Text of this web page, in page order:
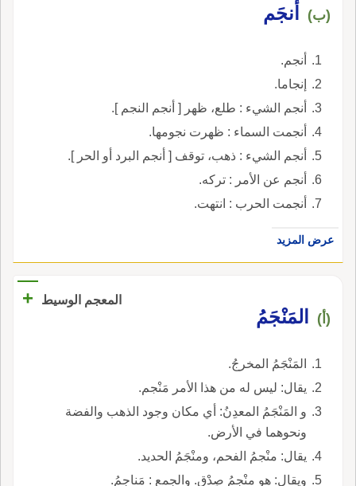
(ب) أَنجَم
أنجم.
إنجاما.
أنجم الشيء : طلع، ظهر [ أنجم النجم ].
أنجمت السماء : ظهرت نجومها.
أنجم الشيء : ذهب، توقف [ أنجم البرد أو الحر ].
أنجم عن الأمر : تركه.
أنجمت الحرب : انتهت.
عرض المزيد
المعجم الوسيط +
(أ) المَنْجَمُ
المَنْجَمُ المخرجُ.
يقال: ليس له من هذا الأمر مَنْجم.
و المَنْجَمُ المعدِنُ: أي مكان وجود الذهب والفضة
ونحوهما في الأرض.
يقال: منْجمُ الفحم، ومنْجَمُ الحديد.
ويقال: هو منْجمُ صِدْق. والجمع : مَناجمُ.